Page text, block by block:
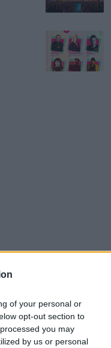
of your personal or
opt-out section to
you may
by us or personal